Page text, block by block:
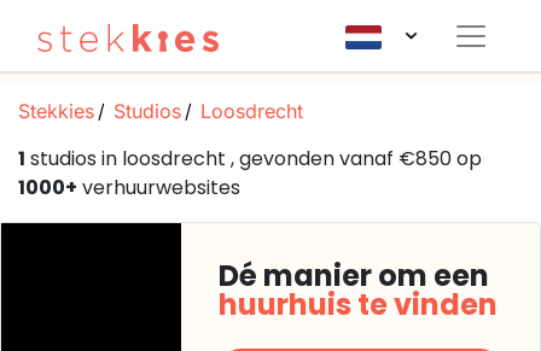
Stekkies Studios Loosdrecht
1 studios in loosdrecht , gevonden vanaf €850 op
1000+ verhuurwebsites
Dé manier om een
huurhuis te vinden